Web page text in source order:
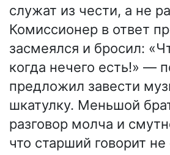
служат из чести, а не
Комиссионер в ответ
засмеялся и бросил:
когда нечего есть!» —
предложил завести
шкатулку. Меньшой
разговор молча и
что старший говорит